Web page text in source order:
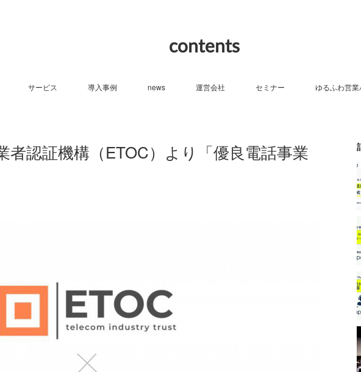
contents
サービス 導入事例 news 運営会社 セミナー ゆるふわ営業
者認証機構（ETOC）より「優良電話事業